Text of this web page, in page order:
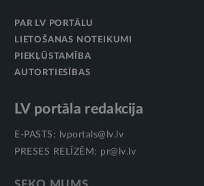
PAR LV PORTĀLU
LIETOŠANAS NOTEIKUMI
PIEKĻŪSTAMĪBA
AUTORTIESĪBAS
LV portāla redakcija
E-PASTS:
lvportals@lv.lv
PRESES RELĪZĒM: pr@lv.lv